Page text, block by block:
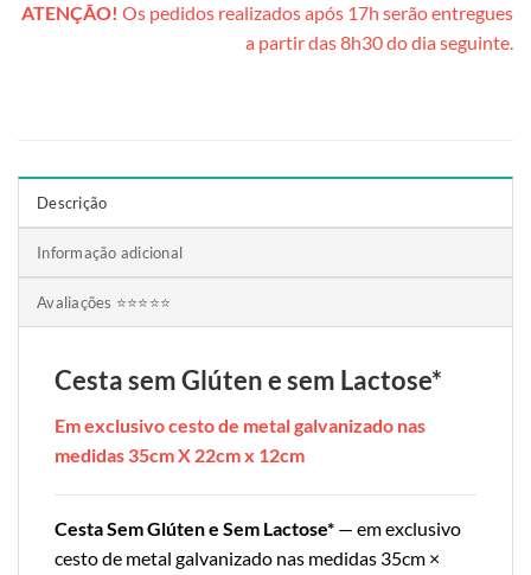
ATENÇÃO! Os pedidos realizados após 17h serão entregues
a partir das 8h30 do dia seguinte.
Descrição
Informação adicional
Avaliações ⭐⭐⭐⭐⭐
Cesta sem Glúten e sem Lactose*
Em exclusivo cesto de metal galvanizado nas
medidas 35cm X 22cm x 12cm
Cesta Sem Glúten e Sem Lactose* — em exclusivo
cesto de metal galvanizado nas medidas 35cm ×